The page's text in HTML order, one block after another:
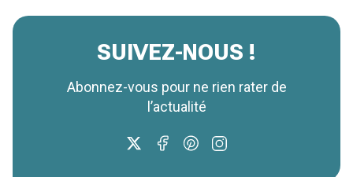
SUIVEZ-NOUS !
Abonnez-vous pour ne rien rater de
l’actualité